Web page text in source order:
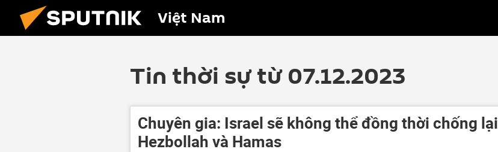
Việt Nam
Tin thời sự từ 07.12.2023
Chuyên gia: Israel sẽ không thể đồng thời chống lại
Hezbollah và Hamas